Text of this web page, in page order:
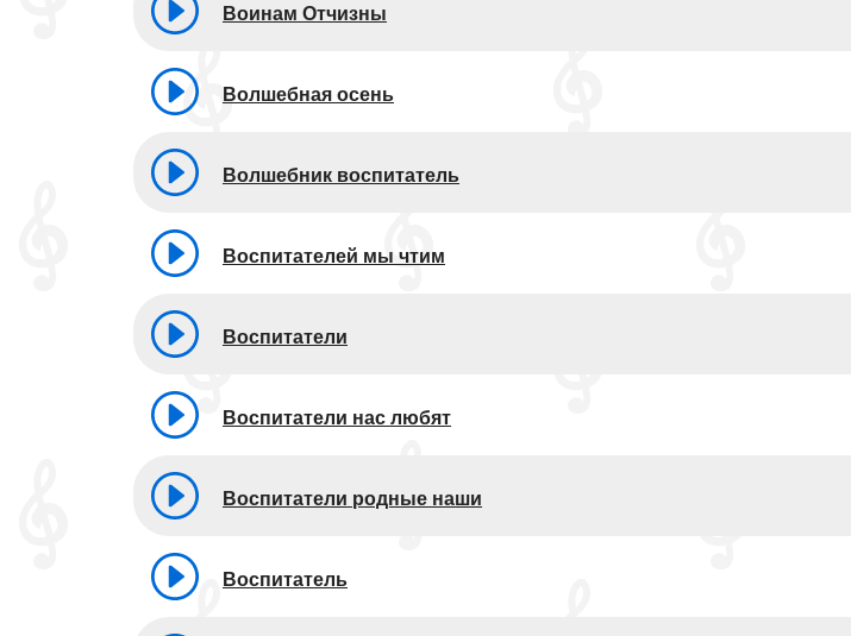
Воинам Отчизны
Волшебная осень
Волшебник воспитатель
Воспитателей мы чтим
Воспитатели
Воспитатели нас любят
Воспитатели родные наши
Воспитатель